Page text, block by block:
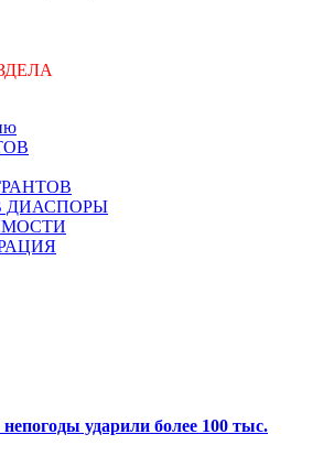
ДИАСПОРЫ
ударили более 100 тыс.